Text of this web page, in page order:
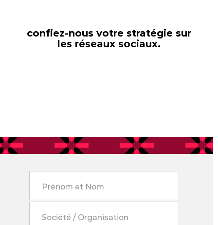
confiez-nous votre stratégie sur
les réseaux sociaux.